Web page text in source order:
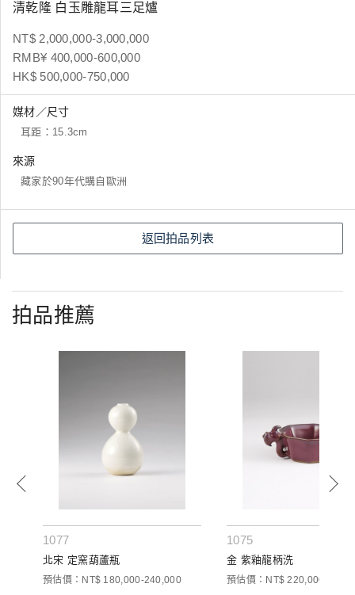
清乾隆 白玉雕龍耳三足爐
NT$ 2,000,000-3,000,000
RMB¥ 400,000-600,000
HK$ 500,000-750,000
媒材／尺寸
耳距：15.3cm
來源
藏家於90年代購自歐洲
返回拍品列表
拍品推薦
1077
北宋 定窯葫蘆瓶
預估價：NT$ 180,000-240,000
1075
金 紫釉龍柄洗
預估價：NT$ 220,000-